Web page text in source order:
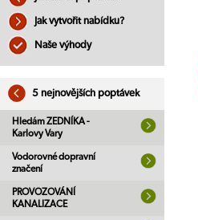
Jak vytvořit nabídku?
Naše výhody
5 nejnovějších poptávek
Hledám ZEDNÍKA -
Karlovy Vary
Vodorovné dopravní
značení
PROVOZOVÁNÍ
KANALIZACE